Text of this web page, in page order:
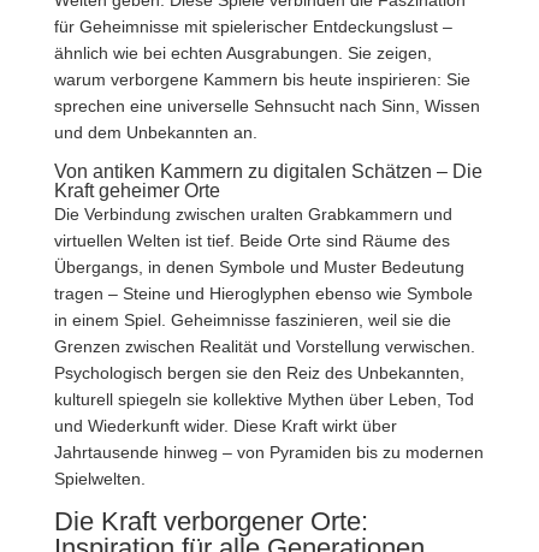
für Geheimnisse mit spielerischer Entdeckungslust –
ähnlich wie bei echten Ausgrabungen. Sie zeigen,
warum verborgene Kammern bis heute inspirieren: Sie
sprechen eine universelle Sehnsucht nach Sinn, Wissen
und dem Unbekannten an.
Von antiken Kammern zu digitalen Schätzen – Die
Kraft geheimer Orte
Die Verbindung zwischen uralten Grabkammern und
virtuellen Welten ist tief. Beide Orte sind Räume des
Übergangs, in denen Symbole und Muster Bedeutung
tragen – Steine und Hieroglyphen ebenso wie Symbole
in einem Spiel. Geheimnisse faszinieren, weil sie die
Grenzen zwischen Realität und Vorstellung verwischen.
Psychologisch bergen sie den Reiz des Unbekannten,
kulturell spiegeln sie kollektive Mythen über Leben, Tod
und Wiederkunft wider. Diese Kraft wirkt über
Jahrtausende hinweg – von Pyramiden bis zu modernen
Spielwelten.
Die Kraft verborgener Orte: